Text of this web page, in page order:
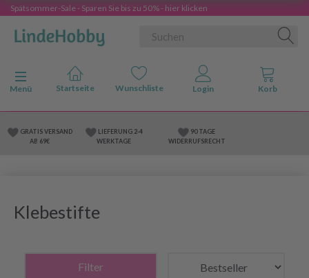
Spätsommer-Sale - Sparen Sie bis zu 50% - hier klicken
Anzeige ändern
Menü
GRATIS VERSAND
AB 69€
LIEFERUNG 2-4
WERKTAGE
90 TAGE
WIDERRUFSRECHT
Klebestifte
Filter